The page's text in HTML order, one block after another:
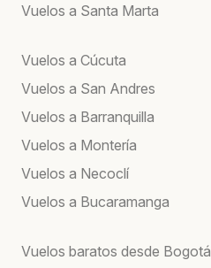
Vuelos a Santa Marta
Vuelos a Cúcuta
Vuelos a San Andres
Vuelos a Barranquilla
Vuelos a Montería
Vuelos a Necoclí
Vuelos a Bucaramanga
Vuelos baratos desde Bogotá